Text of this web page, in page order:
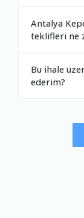
Antalya
teklifleri ne
Bu ihale
ederim?